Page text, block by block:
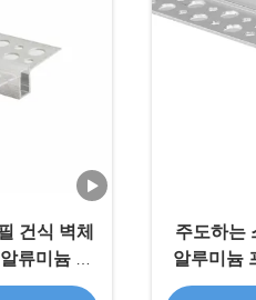
류미늄 압
주도하는
알루미늄
석고는